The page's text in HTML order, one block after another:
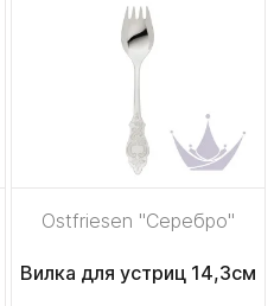
Ostfriesen "Серебро"
Вилка для устриц 14,3см